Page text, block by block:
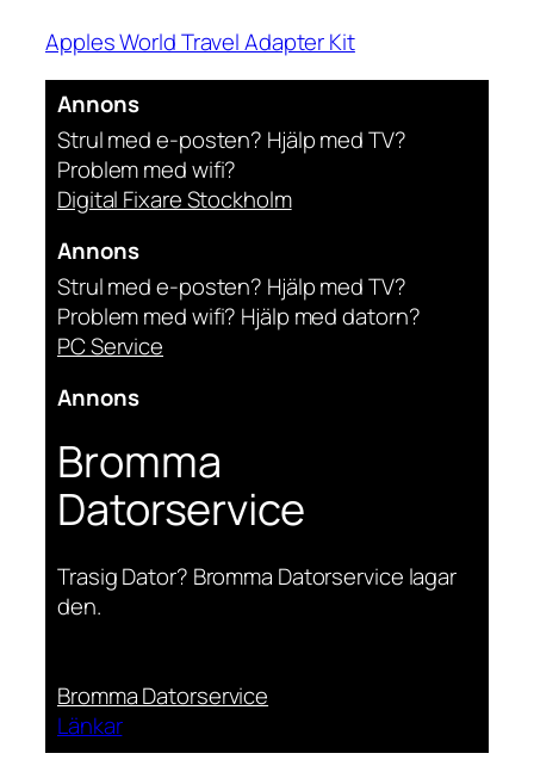
Apples World Travel Adapter Kit
Annons
Strul med e-posten? Hjälp med TV?
Problem med wifi?
Digital Fixare Stockholm
Annons
Strul med e-posten? Hjälp med TV?
Problem med wifi? Hjälp med datorn?
PC Service
Annons
Bromma
Datorservice
Trasig Dator? Bromma Datorservice lagar
den.
Bromma Datorservice
Länkar